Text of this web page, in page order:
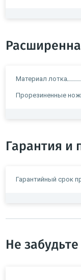
Материал лотка
Прорезиненные
Гарантия и
Гарантийный срок
Не